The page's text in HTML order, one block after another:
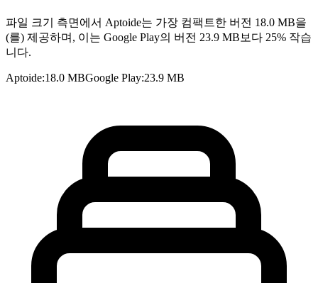
파일 크기 측면에서 Aptoide는 가장 컴팩트한 버전 18.0 MB을
(를) 제공하며, 이는 Google Play의 버전 23.9 MB보다 25% 작습
니다.
Aptoide:18.0 MBGoogle Play:23.9 MB